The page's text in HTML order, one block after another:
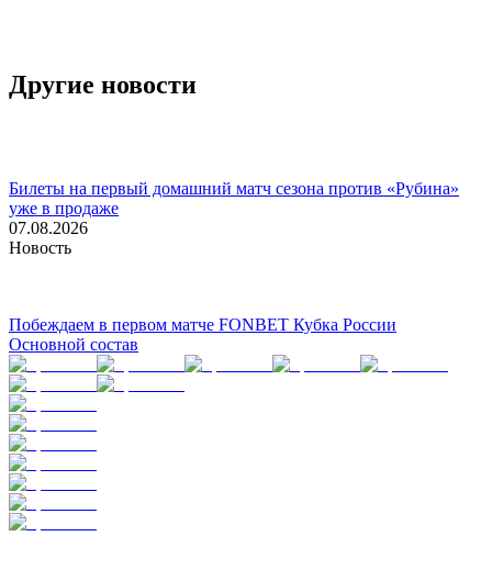
Другие новости
Билеты на первый домашний матч сезона против «Рубина»
уже в продаже
07.08.2026
Новость
Побеждаем в первом матче FONBET Кубка России
Основной состав